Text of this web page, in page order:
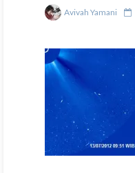
Avivah Yamani